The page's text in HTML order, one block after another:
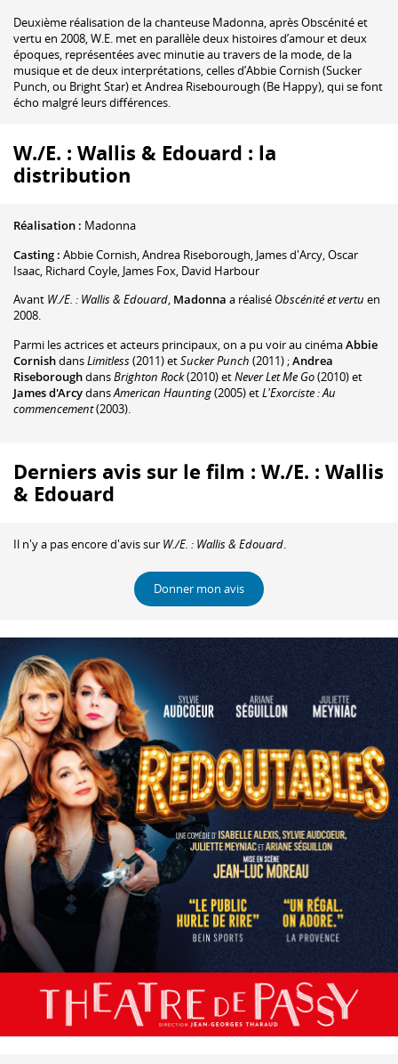
Deuxième réalisation de la chanteuse Madonna, après Obscénité et
vertu en 2008, W.E. met en parallèle deux histoires d’amour et deux
époques, représentées avec minutie au travers de la mode, de la
musique et de deux interprétations, celles d’Abbie Cornish (Sucker
Punch, ou Bright Star) et Andrea Risebourough (Be Happy), qui se font
écho malgré leurs différences.
W./E. : Wallis & Edouard : la
distribution
Réalisation : Madonna
Casting : Abbie Cornish,Andrea Riseborough, James d'Arcy,Oscar
Isaac, Richard Coyle, James Fox, David Harbour
Avant W./E. : Wallis & Edouard, Madonna a réalisé Obscénité et vertu en
2008.
Parmi les actrices et acteurs principaux, on a pu voir au cinémaAbbie
CornishdansLimitless(2011) etSucker Punch (2011) ;Andrea
RiseboroughdansBrighton Rock(2010) etNever Let Me Go(2010) et
James d'ArcydansAmerican Haunting(2005) etL'Exorciste : Au
commencement(2003).
Derniers avis sur le film : W./E. : Wallis
& Edouard
Il n'y a pas encore d'avis sur W./E. : Wallis & Edouard.
Donner mon avis